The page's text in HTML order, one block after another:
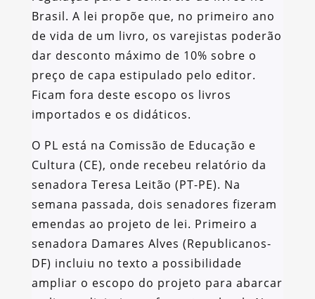
Brasil. A lei propõe que, no primeiro ano
de vida de um livro, os varejistas poderão
dar desconto máximo de 10% sobre o
preço de capa estipulado pelo editor.
Ficam fora deste escopo os livros
importados e os didáticos.
O PL está na Comissão de Educação e
Cultura (CE), onde recebeu relatório da
senadora Teresa Leitão (PT-PE). Na
semana passada, dois senadores fizeram
emendas ao projeto de lei. Primeiro a
senadora Damares Alves (Republicanos-
DF) incluiu no texto a possibilidade
ampliar o escopo do projeto para abarcar